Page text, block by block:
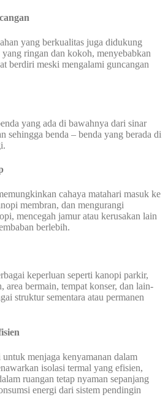
yang berkualitas juga didukung
ringan dan kokoh, menyebabkan
berdiri meski mengalami guncangan
yang ada di bawahnya dari sinar
sehingga benda – benda yang berada di
cahaya matahari masuk ke
membran, dan mengurangi
mencegah jamur atau kerusakan lain
berlebih.
keperluan seperti kanopi parkir,
area bermain, tempat konser, dan lain-
struktur sementara atau permanen
menjaga kenyamanan dalam
isolasi termal yang efisien,
ruangan tetap nyaman sepanjang
energi dari sistem pendingin